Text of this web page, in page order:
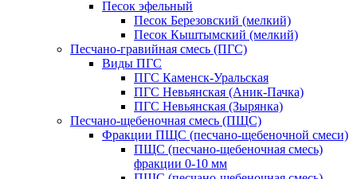
Песок эфельный
Песок Березовский (мелкий)
Песок Кыштымский (мелкий)
Песчано-гравийная смесь (ПГС)
Виды ПГС
ПГС Каменск-Уральская
ПГС Невьянская (Аник-Пачка)
ПГС Невьянская (Зырянка)
Песчано-щебеночная смесь (ПЩС)
Фракции ПЩС (песчано-щебеночной смеси)
ПЩС (песчано-щебеночная смесь)
фракции 0-10 мм